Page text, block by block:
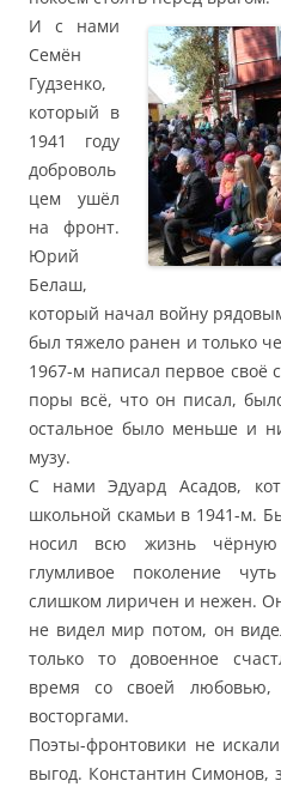
И с нами
Семён
Гудзенко,
который в
1941 году
доброволь
цем ушёл
на фронт.
Юрий
Белаш,
который начал войну
был тяжело ранен и только
1967-м написал первое своё
поры всё, что он писал,
остальное было меньше и
музу.
С нами Эдуард Асадов,
школьной скамьи в 1941-м.
носил всю жизнь
глумливое поколение
слишком лиричен и нежен.
не видел мир потом, он
только то довоенное
время со своей любовью,
восторгами.
Поэты-фронтовики не
выгод. Константин Симонов,